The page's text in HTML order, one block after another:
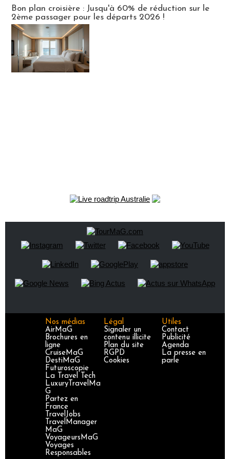
Bon plan croisière : Jusqu'à 60% de réduction sur le
2ème passager pour les départs 2026 !
Nos médias
AirMaG
Brochures en
ligne
CruiseMaG
DestiMaG
Futuroscopie
La Travel Tech
LuxuryTravelMa
G
Partez en
France
TravelJobs
TravelManager
MaG
VoyageursMaG
Voyages
Responsables
Légal
Signaler un
contenu illicite
Plan du site
RGPD
Cookies
Utiles
Contact
Publicité
Agenda
La presse en
parle